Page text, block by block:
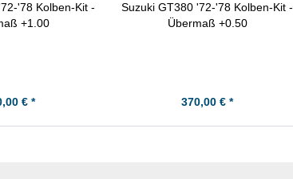
'78 Kolben-Kit -
+1.00
€ *
Suzuki GT380 '72-'78 Kolben-Kit -
Übermaß +0.50
370,00 € *